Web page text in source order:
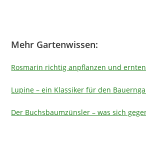
Mehr Gartenwissen:
Rosmarin richtig anpflanzen und ernten
Lupine – ein Klassiker für den
Der Buchsbaumzünsler – was sich